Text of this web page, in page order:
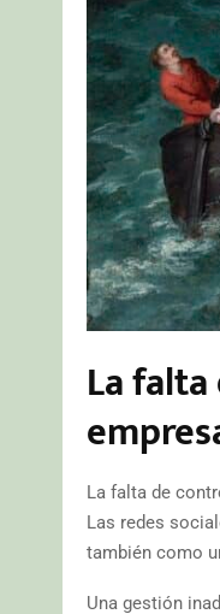
La
La falta de
Las redes
también como
Una gestión